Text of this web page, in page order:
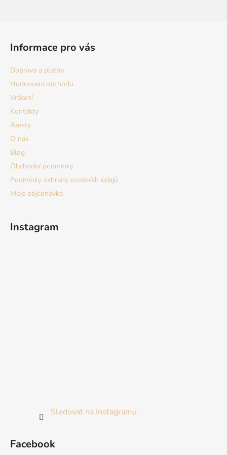
Informace pro vás
Doprava a platba
Hodnocení obchodu
Vrácení
Kontakty
Atesty
O nás
Blog
Obchodní podmínky
Podmínky ochrany osobních údajů
Moje objednávka
Instagram
Sledovat na Instagramu
Facebook